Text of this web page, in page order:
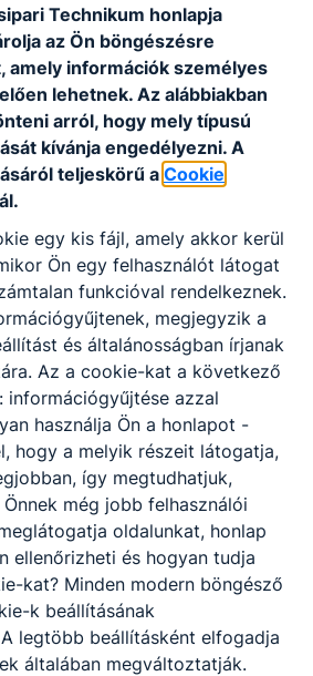
részére 2026/2027.
hirdeti
Technikum honlapja
az Ön böngészésre
amely információk személyes
lehetnek. Az alábbiakban
arról, hogy mely típusú
kívánja engedélyezni. A
teljeskörű a Cookie
egy kis fájl, amely akkor kerül
Ön egy felhasználót látogat
funkcióval rendelkeznek.
megjegyzik a
és általánosságban írjanak
Az a cookie-kat a következő
információgyűjtése azzal
használja Ön a honlapot -
hogy a melyik részeit látogatja,
így megtudhatjuk,
még jobb felhasználói
oldalunkat, honlap
ellenőrizheti és hogyan tudja
kat? Minden modern böngésző
k beállításának
A legtöbb beállításként elfogadja
általában megváltoztatják.